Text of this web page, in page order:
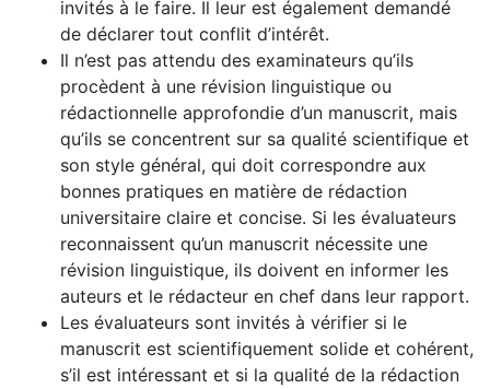
invités à le faire. Il leur est également demandé
de déclarer tout conflit d’intérêt.
Il n’est pas attendu des examinateurs qu’ils
procèdent à une révision linguistique ou
rédactionnelle approfondie d’un manuscrit, mais
qu’ils se concentrent sur sa qualité scientifique et
son style général, qui doit correspondre aux
bonnes pratiques en matière de rédaction
universitaire claire et concise. Si les évaluateurs
reconnaissent qu’un manuscrit nécessite une
révision linguistique, ils doivent en informer les
auteurs et le rédacteur en chef dans leur rapport.
Les évaluateurs sont invités à vérifier si le
manuscrit est scientifiquement solide et cohérent,
s’il est intéressant et si la qualité de la rédaction